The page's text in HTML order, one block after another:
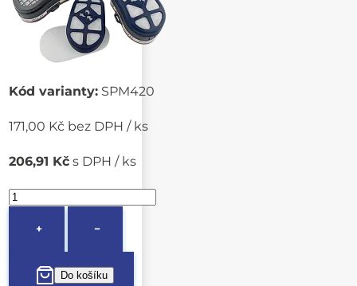
Kód varianty: SPM420
171,00 Kč bez DPH / ks
206,91 Kč s DPH / ks
+ −